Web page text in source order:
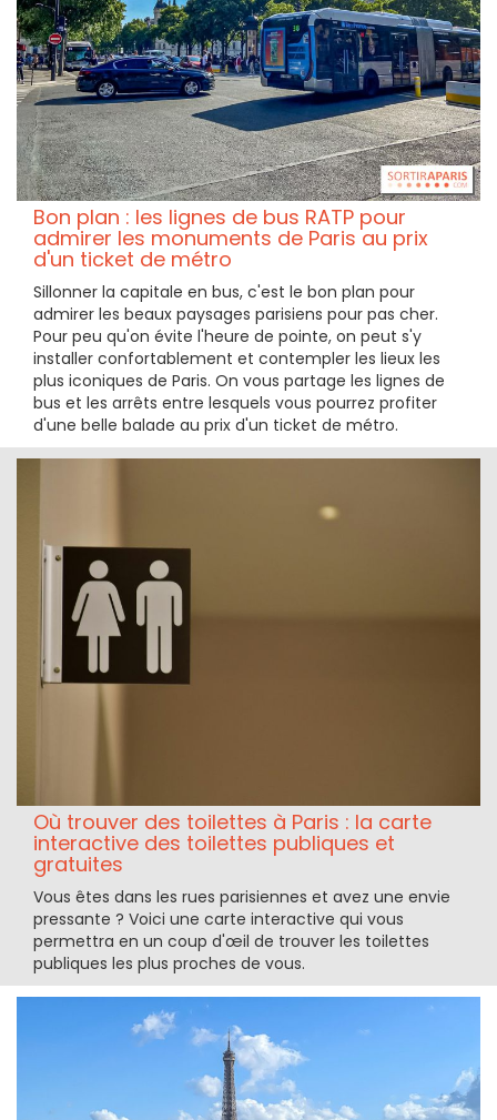
Bon plan : les lignes de bus RATP pour
admirer les monuments de Paris au prix
d'un ticket de métro
Sillonner la capitale en bus, c'est le bon plan pour
admirer les beaux paysages parisiens pour pas cher.
Pour peu qu'on évite l'heure de pointe, on peut s'y
installer confortablement et contempler les lieux les
plus iconiques de Paris. On vous partage les lignes de
bus et les arrêts entre lesquels vous pourrez profiter
d'une belle balade au prix d'un ticket de métro.
Où trouver des toilettes à Paris : la carte
interactive des toilettes publiques et
gratuites
Vous êtes dans les rues parisiennes et avez une envie
pressante ? Voici une carte interactive qui vous
permettra en un coup d'œil de trouver les toilettes
publiques les plus proches de vous.